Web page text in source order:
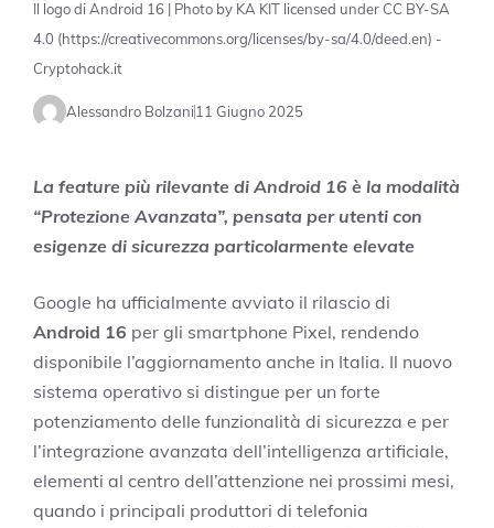
Il logo di Android 16 | Photo by KA KIT licensed under CC BY-SA
4.0 (https://creativecommons.org/licenses/by-sa/4.0/deed.en) -
Cryptohack.it
Alessandro Bolzani11 Giugno 2025
La feature più rilevante di Android 16 è la modalità
“Protezione Avanzata”, pensata per utenti con
esigenze di sicurezza particolarmente elevate
Google ha ufficialmente avviato il rilascio di
Android 16 per gli smartphone Pixel, rendendo
disponibile l’aggiornamento anche in Italia. Il nuovo
sistema operativo si distingue per un forte
potenziamento delle funzionalità di sicurezza e per
l’integrazione avanzata dell’intelligenza artificiale,
elementi al centro dell’attenzione nei prossimi mesi,
quando i principali produttori di telefonia